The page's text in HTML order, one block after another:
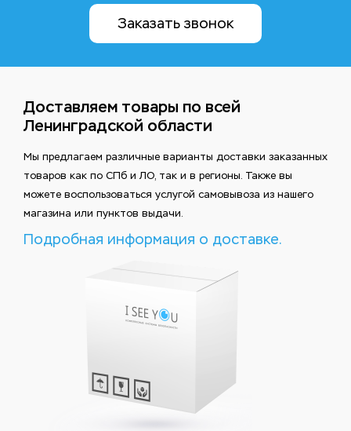
Заказать звонок
Доставляем товары по всей
Ленинградской области
Мы предлагаем различные варианты доставки заказанных
товаров как по СПб и ЛО, так и в регионы. Также вы
можете воспользоваться услугой самовывоза из нашего
магазина или пунктов выдачи.
Подробная информация о доставке.